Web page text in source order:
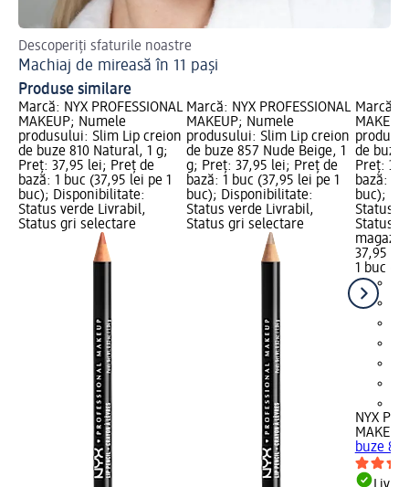
Descoperiți sfaturile noastre
Machiaj de mireasă în 11 pași
Produse similare
Marcă: NYX PROFESSIONAL
MAKEUP; Numele
produsului: Slim Lip creion
de buze 810 Natural, 1 g;
Preț: 37,95 lei; Preț de
bază: 1 buc (37,95 lei pe 1
buc); Disponibilitate:
Status verde Livrabil,
Status gri selectare
Marcă: NYX PROFESSIONAL
MAKEUP; Numele
produsului: Slim Lip creion
de buze 857 Nude Beige, 1
g; Preț: 37,95 lei; Preț de
bază: 1 buc (37,95 lei pe 1
buc); Disponibilitate:
Status verde Livrabil,
Status gri selectare
Marcă:
de buze
Preț:
bază: 1
buc);
Status
Status
37,95 lei
1 buc
NYX
MAKEUP
buze